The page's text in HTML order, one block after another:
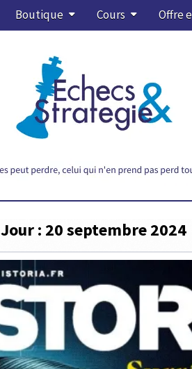
Boutique Cours Offre
Jour : 20 septembre 2024